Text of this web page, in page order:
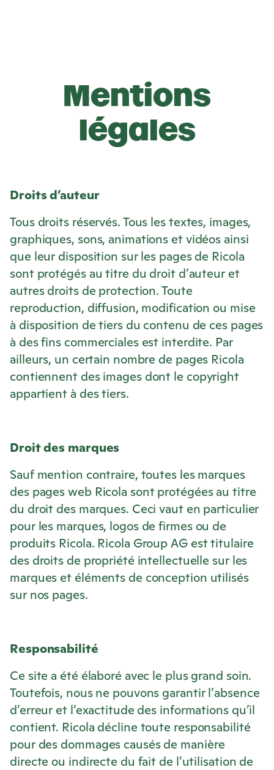
Mentions
légales
Droits d’auteur
Tous droits réservés. Tous les textes, images,
graphiques, sons, animations et vidéos ainsi
que leur disposition sur les pages de Ricola
sont protégés au titre du droit d’auteur et
autres droits de protection. Toute
reproduction, diffusion, modification ou mise
à disposition de tiers du contenu de ces pages
à des fins commerciales est interdite. Par
ailleurs, un certain nombre de pages Ricola
contiennent des images dont le copyright
appartient à des tiers.
Droit des marques
Sauf mention contraire, toutes les marques
des pages web Ricola sont protégées au titre
du droit des marques. Ceci vaut en particulier
pour les marques, logos de firmes ou de
produits Ricola. Ricola Group AG est titulaire
des droits de propriété intellectuelle sur les
marques et éléments de conception utilisés
sur nos pages.
Responsabilité
Ce site a été élaboré avec le plus grand soin.
Toutefois, nous ne pouvons garantir l’absence
d’erreur et l’exactitude des informations qu’il
contient. Ricola décline toute responsabilité
pour des dommages causés de manière
directe ou indirecte du fait de l’utilisation de